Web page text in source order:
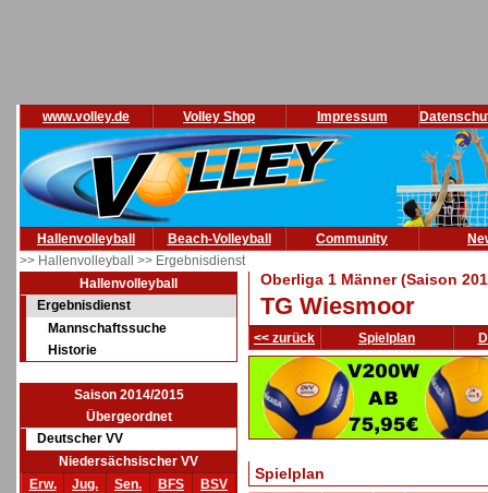
www.volley.de Volley Shop Impressum
Hallenvolleyball Beach-Volleyball Community
>> Hallenvolleyball >> Ergebnisdienst
Hallenvolleyball
Ergebnisdienst
Mannschaftssuche
Historie
Saison 2014/2015
Übergeordnet
Deutscher VV
Niedersächsischer VV
Erw.
Jug. Sen. BFS
BSV
Oberliga 1 Männer (Saison
TG Wiesmoor
<< zurück Spielplan
Spielplan